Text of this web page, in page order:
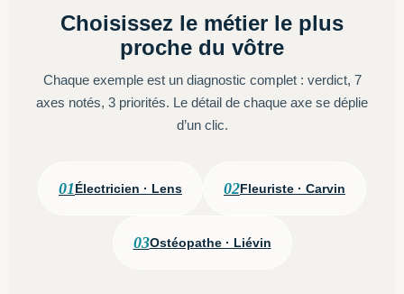
Choisissez le métier le plus
proche du vôtre
Chaque exemple est un diagnostic complet : verdict, 7
axes notés, 3 priorités. Le détail de chaque axe se déplie
d’un clic.
01Électricien · Lens 02Fleuriste · Carvin
03Ostéopathe · Liévin